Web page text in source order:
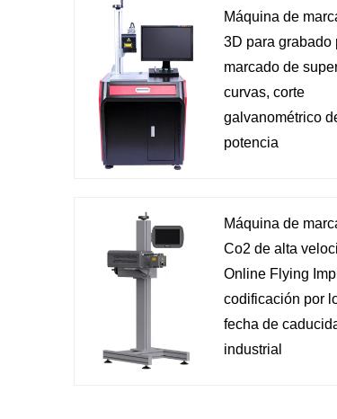
Máquina de
3D para grabado
marcado de
curvas, corte
galvanométrico
potencia
Máquina de
Co2 de alta
Online Flying
codificación por
fecha de
industrial